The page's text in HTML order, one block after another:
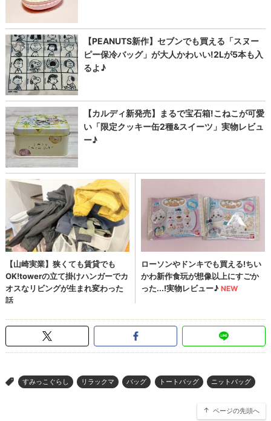
> すみっこぐらし リラックマ バッグ トートバッグ ニットバッグ
ページの先頭へ